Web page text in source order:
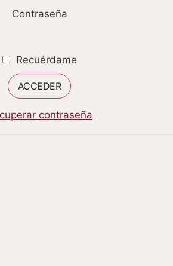
Contraseña
Recuérdame
contraseña